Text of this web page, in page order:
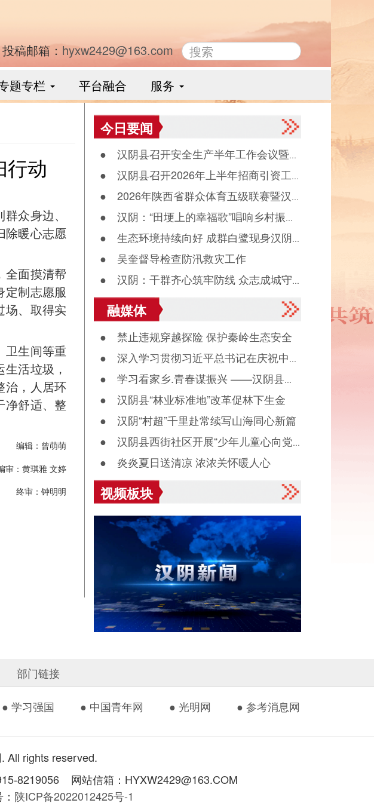
投稿邮箱： hyxw2429@163.com
题专栏 平台融合 服务
行动
众身边、
除暖心志愿
全面摸清帮
定制志愿服
场、取得实
卫生间等重
活垃圾，
治，人居环
净舒适、整
编辑：曾萌萌
审：黄琪雅 文婷
终审：钟明明
今日要闻
● 汉阴县召开安全生产半年工作会议暨县
食品药品安全委员会全体会议
● 汉阴县召开2026年上半年招商引资工
作晾晒会（党群、中省驻汉部门）
● 2026年陕西省群众体育五级联赛暨汉
阴县第十二届“能量金徽·文峰杯”双拥篮球赛
落幕
● 汉阴：“田埂上的幸福歌”唱响乡村振
兴“好声音”
● 生态环境持续向好 成群白鹭现身汉阴
月河觅食
● 吴奎督导检查防汛救灾工作
● 汉阴：干群齐心筑牢防线 众志成城守
护平安度汛
融媒体
● 禁止违规穿越探险 保护秦岭生态安全
● 深入学习贯彻习近平总书记在庆祝中国
共产党成立105周年大会上重要讲话系列述
评之八
● 学习看家乡.青春谋振兴 ——汉阴县城
关镇组织返乡大学生看家乡、献良策、助发
展活动
● 汉阴县“林业标准地”改革促林下生金
● 汉阴“村超”千里赴常续写山海同心新篇
● 汉阴县西街社区开展“少年儿童心向党
诵读启智伴成长”主题活动
● 炎炎夏日送清凉 浓浓关怀暖人心
视频板块
部门链接
● 学习强国 ● 中国青年网 ● 光明网 ● 参考消息网
All rights reserved.
8219056 网站信箱：HYXW2429@163.COM
陕ICP备2022012425号-1